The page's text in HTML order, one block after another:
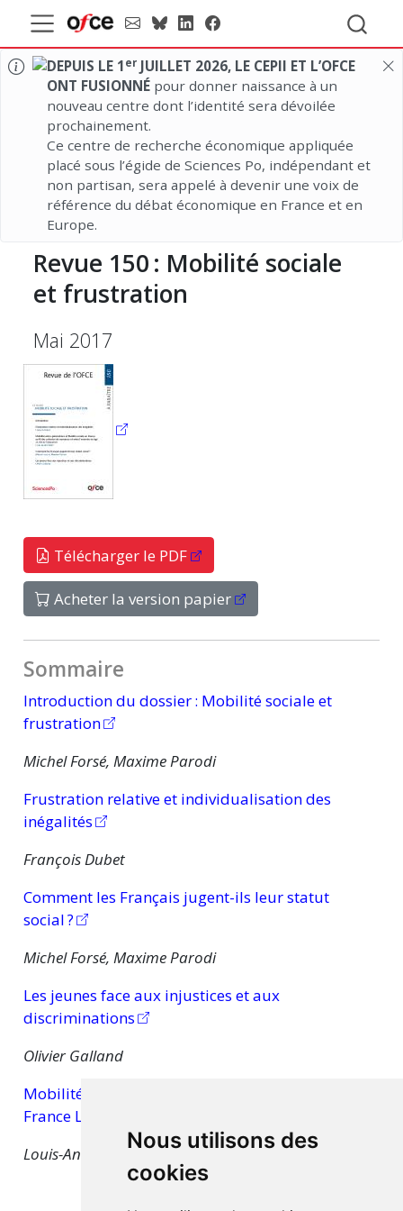
Nous utilisons des
cookies
DEPUIS LE 1 erJUILLET 2026, LE CEPII ET L’OFCE
ONT FUSIONNÉpour donner naissance à un
nouveau centre dont l’identité sera dévoilée
prochainement.
Ce centre de recherche économique appliquée
placé sous l’égide de Sciences Po, indépendant et
non partisan, sera appelé à devenir une voix de
référence du débat économique en France et en
Europe.
Revue 150 : Mobilité sociale
et frustration
Mai 2017
Télécharger le PDF
Acheter la version papier
Sommaire
Introduction du dossier : Mobilité sociale et
frustration
Michel Forsé, Maxime Parodi
Frustration relative et individualisation des
inégalités
François Dubet
Comment les Français jugent-ils leur statut
social ?
Michel Forsé, Maxime Parodi
Les jeunes face aux injustices et aux
discriminations
Olivier Galland
Mobilité entre générations et fluidité sociale en
France Le rôle de l’éducation
Louis-André Vallet